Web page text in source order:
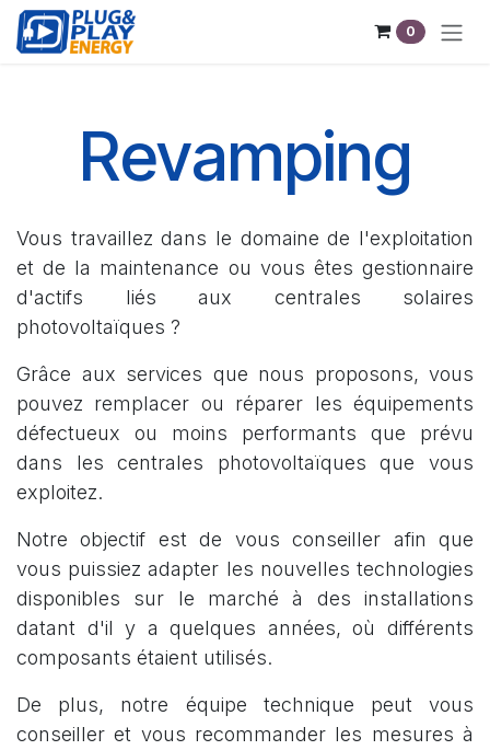
Se rendre au contenu
0
Revamping
Vous travaillez dans le domaine de l'exploitation
et de la maintenance ou vous êtes gestionnaire
d'actifs liés aux centrales solaires
photovoltaïques ?
Grâce aux services que nous proposons, vous
pouvez remplacer ou réparer les équipements
défectueux ou moins performants que prévu
dans les centrales photovoltaïques que vous
exploitez.
Notre objectif est de vous conseiller afin que
vous puissiez adapter les nouvelles technologies
disponibles sur le marché à des installations
datant d'il y a quelques années, où différents
composants étaient utilisés.
De plus, notre équipe technique peut vous
conseiller et vous recommander les mesures à